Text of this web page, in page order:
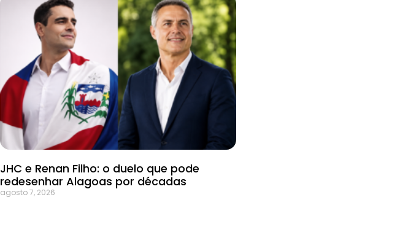
JHC e Renan Filho: o duelo que pode
redesenhar Alagoas por décadas
agosto 7, 2026